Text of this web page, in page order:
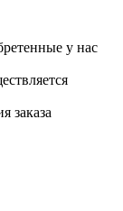
у нас
заказа